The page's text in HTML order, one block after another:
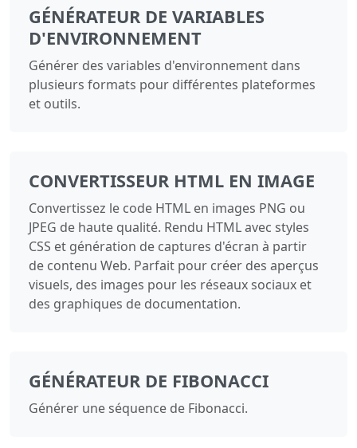
GÉNÉRATEUR DE VARIABLES
D'ENVIRONNEMENT
Générer des variables d'environnement dans
plusieurs formats pour différentes plateformes
et outils.
CONVERTISSEUR HTML EN IMAGE
Convertissez le code HTML en images PNG ou
JPEG de haute qualité. Rendu HTML avec styles
CSS et génération de captures d'écran à partir
de contenu Web. Parfait pour créer des aperçus
visuels, des images pour les réseaux sociaux et
des graphiques de documentation.
GÉNÉRATEUR DE FIBONACCI
Générer une séquence de Fibonacci.